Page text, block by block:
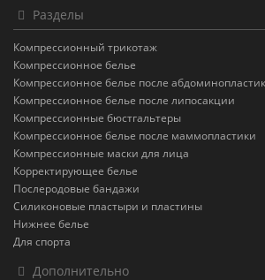
Разделы
Компрессионный трикотаж
Компрессионное белье
Компрессионное белье после
Компрессионное белье после липосакции
Компрессионные бюстгальтеры
Компрессионное белье после маммопластики
Компрессионные маски для лица
Корректирующее белье
Послеродовые бандажи
Силиконовые пластыри и пластины
Нижнее белье
Для спорта
Дополнительно